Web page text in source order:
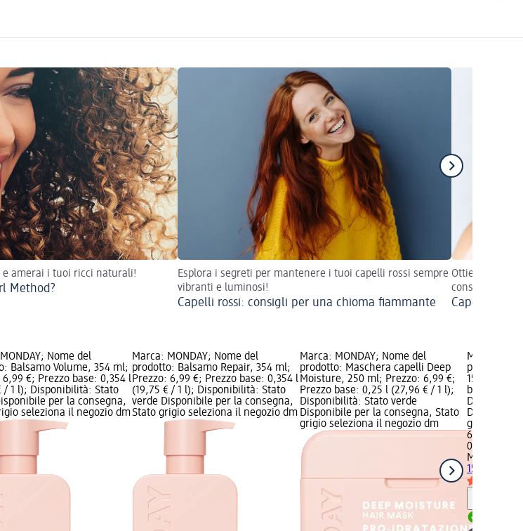
e amerai i tuoi ricci naturali!
Method?
Esplora i segreti per mantenere i tuoi capelli rossi sempre
vibranti e luminosi!
Capelli rossi: consigli per una chioma fiammante
Ottieni una
consigli
Capelli lisci
Nome del
Balsamo Volume, 354 ml;
6,99 €; Prezzo base: 0,354 l
/ 1 l); Disponibilità: Stato
per la consegna,
seleziona il negozio dm
Marca: MONDAY; Nome del
prodotto: Balsamo Repair, 354 ml;
Prezzo: 6,99 €; Prezzo base: 0,354 l
(19,75 € / 1 l); Disponibilità: Stato
verde Disponibile per la consegna,
Stato grigio seleziona il negozio dm
Marca: MONDAY; Nome del
prodotto: Maschera capelli Deep
Moisture, 250 ml; Prezzo: 6,99 €;
Prezzo base: 0,25 l (27,96 € / 1 l);
Disponibilità: Stato verde
Disponibile per la consegna, Stato
grigio seleziona il negozio dm
Marca:
prodotto:
150 ml;
base: 0,15
Disponibile
grigio
6,99 €
0,15 l
MONDAY
150 ml